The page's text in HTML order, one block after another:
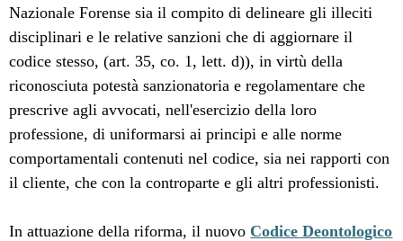
Nazionale Forense sia il compito di delineare gli illeciti
disciplinari e le relative sanzioni che di aggiornare il
codice stesso, (art. 35, co. 1, lett. d)), in virtù della
riconosciuta potestà sanzionatoria e regolamentare che
prescrive agli avvocati, nell'esercizio della loro
professione, di uniformarsi ai principi e alle norme
comportamentali contenuti nel codice, sia nei rapporti con
il cliente, che con la controparte e gli altri professionisti.
In attuazione della riforma, il nuovo Codice Deontologico